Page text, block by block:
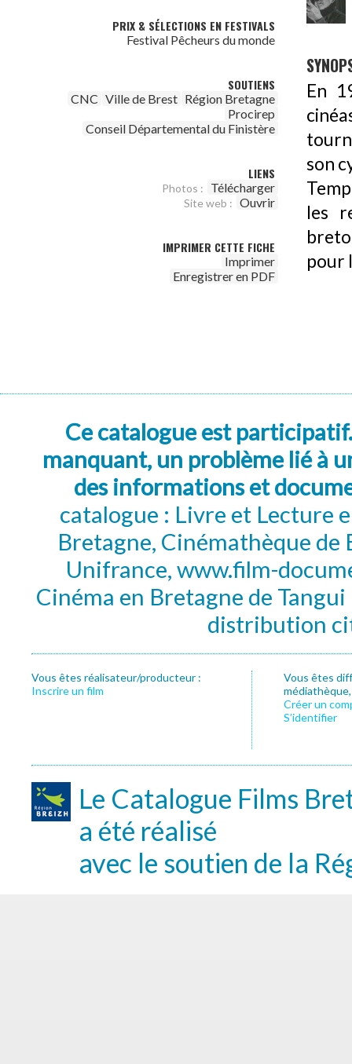
PRIX & SÉLECTIONS EN FESTIVALS
Festival Pêcheurs du monde
SOUTIENS
CNC Ville de Brest Région Bretagne
Procirep
Conseil Départemental du Finistère
LIENS
Photos : Télécharger
Site web : Ouvrir
IMPRIMER CETTE FICHE
Imprimer
Enregistrer en PDF
En
son
les
pour
Ce catalogue est
manquant, un problème lié à
des informations et
catalogue : Livre et Lecture
Bretagne, Cinémathèque de
Unifrance, www.film-
Cinéma en Bretagne de
distribution
Vous êtes réalisateur/producteur :
Inscrire un film
Vous êtes
Créer un
S’identifier
Le Catalogue Films
a été réalisé
avec le soutien de la